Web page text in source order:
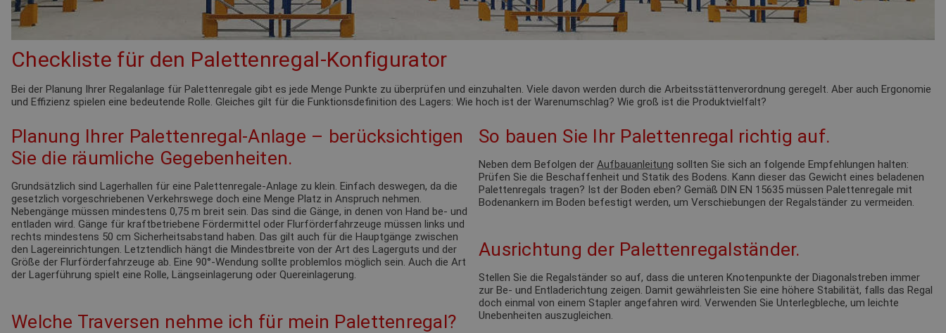
Checkliste für den Palettenregal-Konfigurator
Bei der Planung Ihrer Regalanlage für Palettenregale gibt es jede Menge Punkte zu überprüfen und einzuhalten. Viele davon werden durch die Arbeitsstättenverordnung geregelt. Aber auch Ergonomie
und Effizienz spielen eine bedeutende Rolle. Gleiches gilt für die Funktionsdefinition des Lagers: Wie hoch ist der Warenumschlag? Wie groß ist die Produktvielfalt?
Planung Ihrer Palettenregal-Anlage – berücksichtigen
Sie die räumliche Gegebenheiten.
Grundsätzlich sind Lagerhallen für eine Palettenregale-Anlage zu klein. Einfach deswegen, da die
gesetzlich vorgeschriebenen Verkehrswege doch eine Menge Platz in Anspruch nehmen.
Nebengänge müssen mindestens 0,75 m breit sein. Das sind die Gänge, in denen von Hand be- und
entladen wird. Gänge für kraftbetriebene Fördermittel oder Flurförderfahrzeuge müssen links und
rechts mindestens 50 cm Sicherheitsabstand haben. Das gilt auch für die Hauptgänge zwischen
den Lagereinrichtungen. Letztendlich hängt die Mindestbreite von der Art des Lagerguts und der
Größe der Flurförderfahrzeuge ab. Eine 90°-Wendung sollte problemlos möglich sein. Auch die Art
der Lagerführung spielt eine Rolle, Längseinlagerung oder Quereinlagerung.
Welche Traversen nehme ich für mein Palettenregal?
So bauen Sie Ihr Palettenregal richtig auf.
Neben dem Befolgen der Aufbauanleitung sollten Sie sich an folgende Empfehlungen halten:
Prüfen Sie die Beschaffenheit und Statik des Bodens. Kann dieser das Gewicht eines beladenen
Palettenregals tragen? Ist der Boden eben? Gemäß DIN EN 15635 müssen Palettenregale mit
Bodenankern im Boden befestigt werden, um Verschiebungen der Regalständer zu vermeiden.
Ausrichtung der Palettenregalständer.
Stellen Sie die Regalständer so auf, dass die unteren Knotenpunkte der Diagonalstreben immer
zur Be- und Entladerichtung zeigen. Damit gewährleisten Sie eine höhere Stabilität, falls das Regal
doch einmal von einem Stapler angefahren wird. Verwenden Sie Unterlegbleche, um leichte
Unebenheiten auszugleichen.